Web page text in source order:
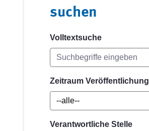
suchen
Volltextsuche
Zeitraum Veröffentlichung
Verantwortliche Stelle